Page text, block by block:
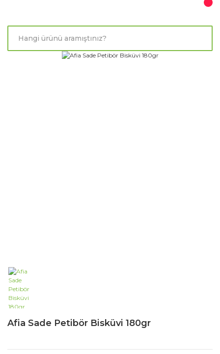
Afia Sade Petibör Bisküvi 180gr